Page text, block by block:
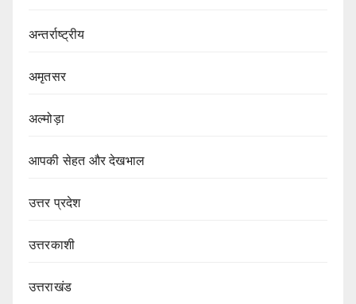
अन्तर्राष्ट्रीय
अमृतसर
अल्मोड़ा
आपकी सेहत और देखभाल
उत्तर प्रदेश
उत्तरकाशी
उत्तराखंड